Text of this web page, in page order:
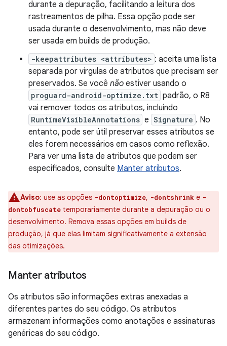
durante a depuração, facilitando a leitura dos
rastreamentos de pilha. Essa opção pode ser
usada durante o desenvolvimento, mas não deve
ser usada em builds de produção.
-keepattributes <attributes> : aceita uma lista
separada por vírgulas de atributos que precisam ser
preservados. Se você não estiver usando o
proguard-android-optimize.txt padrão, o R8
vai remover todos os atributos, incluindo
RuntimeVisibleAnnotations e Signature . No
entanto, pode ser útil preservar esses atributos se
eles forem necessários em casos como reflexão.
Para ver uma lista de atributos que podem ser
especificados, consulte Manter atributos.
Aviso: use as opções -dontoptimize, -dontshrink e -
dontobfuscate temporariamente durante a depuração ou o
desenvolvimento. Remova essas opções em builds de
produção, já que elas limitam significativamente a extensão
das otimizações.
Manter atributos
Os atributos são informações extras anexadas a
diferentes partes do seu código. Os atributos
armazenam informações como anotações e assinaturas
genéricas do seu código.